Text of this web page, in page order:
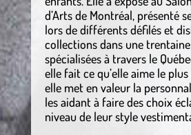
d’Arts de Montréal, présenté
lors de différents défilés et
collections dans une
spécialisées à travers le
elle fait ce qu’elle aime le
elle met en valeur la
les aidant à faire des choix
niveau de leur style